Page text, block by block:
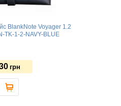
BlankNote Voyager 1.2
TK-1-2-NAVY-BLUE
грн